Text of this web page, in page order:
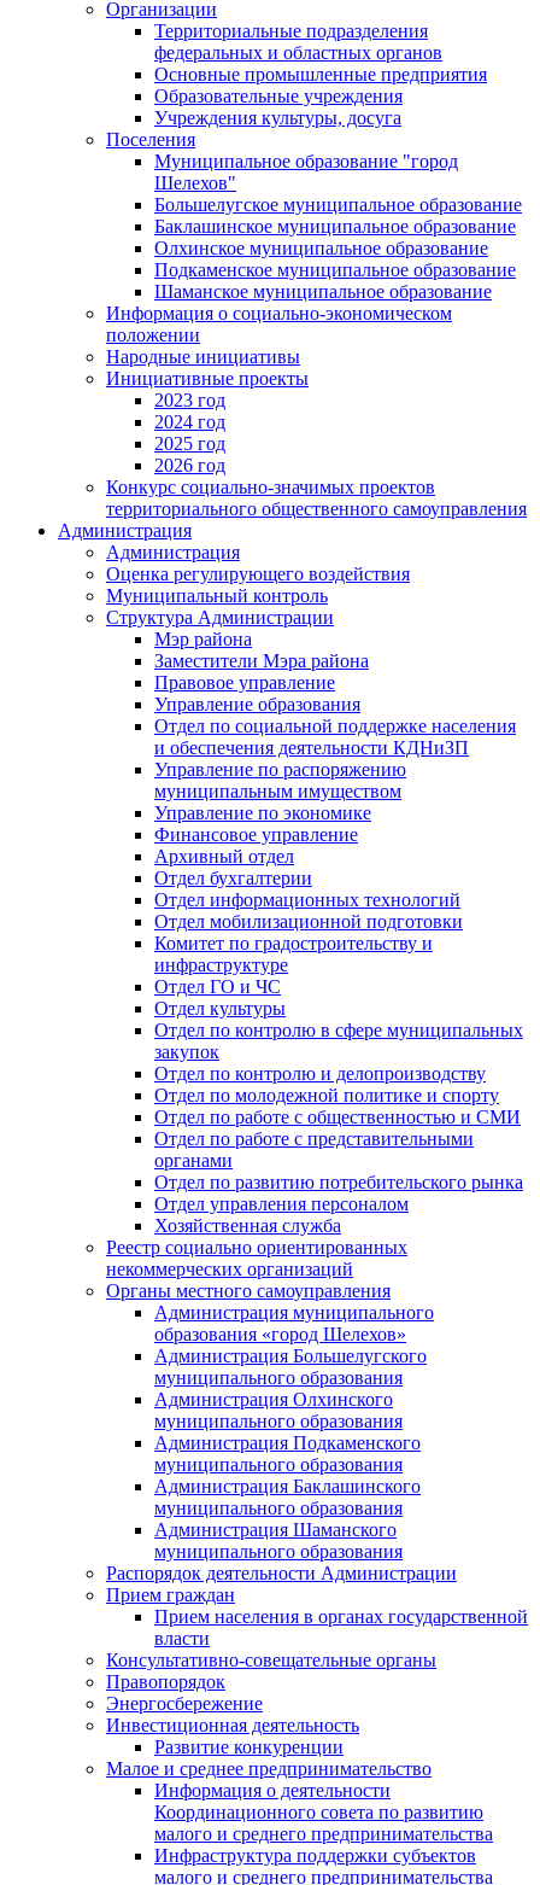
Организации
Территориальные подразделения
федеральных и областных органов
Основные промышленные предприятия
Образовательные учреждения
Учреждения культуры, досуга
Поселения
Муниципальное образование "город
Шелехов"
Большелугское муниципальное образование
Баклашинское муниципальное образование
Олхинское муниципальное образование
Подкаменское муниципальное образование
Шаманское муниципальное образование
Информация о социально-экономическом
положении
Народные инициативы
Инициативные проекты
2023 год
2024 год
2025 год
2026 год
Конкурс социально-значимых проектов
территориального общественного самоуправления
Администрация
Администрация
Оценка регулирующего воздействия
Муниципальный контроль
Структура Администрации
Мэр района
Заместители Мэра района
Правовое управление
Управление образования
Отдел по социальной поддержке населения
и обеспечения деятельности КДНиЗП
Управление по распоряжению
муниципальным имуществом
Управление по экономике
Финансовое управление
Архивный отдел
Отдел бухгалтерии
Отдел информационных технологий
Отдел мобилизационной подготовки
Комитет по градостроительству и
инфраструктуре
Отдел ГО и ЧС
Отдел культуры
Отдел по контролю в сфере муниципальных
закупок
Отдел по контролю и делопроизводству
Отдел по молодежной политике и спорту
Отдел по работе с общественностью и СМИ
Отдел по работе с представительными
органами
Отдел по развитию потребительского рынка
Отдел управления персоналом
Хозяйственная служба
Реестр социально ориентированных
некоммерческих организаций
Органы местного самоуправления
Администрация муниципального
образования «город Шелехов»
Администрация Большелугского
муниципального образования
Администрация Олхинского
муниципального образования
Администрация Подкаменского
муниципального образования
Администрация Баклашинского
муниципального образования
Администрация Шаманского
муниципального образования
Распорядок деятельности Администрации
Прием граждан
Прием населения в органах государственной
власти
Консультативно-совещательные органы
Правопорядок
Энергосбережение
Инвестиционная деятельность
Развитие конкуренции
Малое и среднее предпринимательство
Информация о деятельности
Координационного совета по развитию
малого и среднего предпринимательства
Инфраструктура поддержки субъектов
малого и среднего предпринимательства